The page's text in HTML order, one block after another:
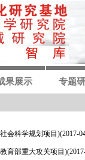
果展示 专题
会科学规划项目)(2017-
育部重大攻关项目)